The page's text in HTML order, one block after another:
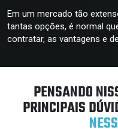
Em um mercado tão
tantas opções, é normal
contratar, as vantagens e
PENSANDO
PRINCIPAIS